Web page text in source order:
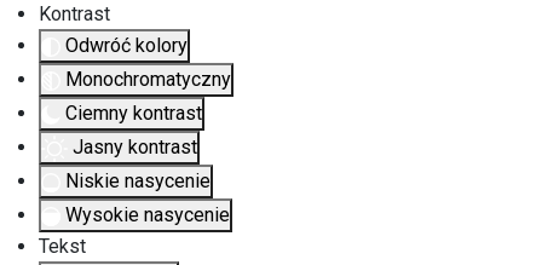
Kontrast
Odwróć kolory
Monochromatyczny
Ciemny kontrast
Jasny kontrast
Niskie nasycenie
Wysokie nasycenie
Tekst